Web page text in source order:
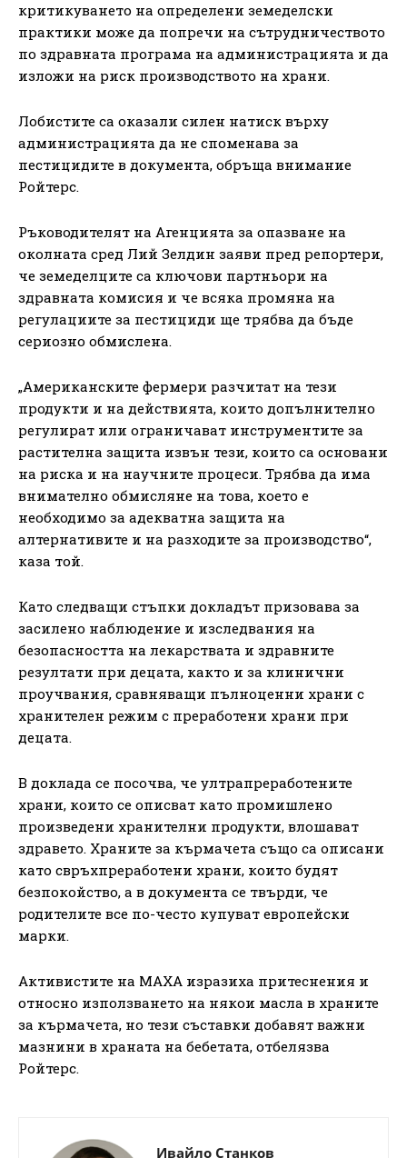
критикуването на определени земеделски
практики може да попречи на сътрудничеството
по здравната програма на администрацията и да
изложи на риск производството на храни.
Лобистите са оказали силен натиск върху
администрацията да не споменава за
пестицидите в документа, обръща внимание
Ройтерс.
Ръководителят на Агенцията за опазване на
околната сред Лий Зелдин заяви пред репортери,
че земеделците са ключови партньори на
здравната комисия и че всяка промяна на
регулациите за пестициди ще трябва да бъде
сериозно обмислена.
„Американските фермери разчитат на тези
продукти и на действията, които допълнително
регулират или ограничават инструментите за
растителна защита извън тези, които са основани
на риска и на научните процеси. Трябва да има
внимателно обмисляне на това, което е
необходимо за адекватна защита на
алтернативите и на разходите за производство“,
каза той.
Като следващи стъпки докладът призовава за
засилено наблюдение и изследвания на
безопасността на лекарствата и здравните
резултати при децата, както и за клинични
проучвания, сравняващи пълноценни храни с
хранителен режим с преработени храни при
децата.
В доклада се посочва, че ултрапреработените
храни, които се описват като промишлено
произведени хранителни продукти, влошават
здравето. Храните за кърмачета също са описани
като свръхпреработени храни, които будят
безпокойство, а в документа се твърди, че
родителите все по-често купуват европейски
марки.
Активистите на MAХA изразиха притеснения и
относно използването на някои масла в храните
за кърмачета, но тези съставки добавят важни
мазнини в храната на бебетата, отбелязва
Ройтерс.
Ивайло Станков